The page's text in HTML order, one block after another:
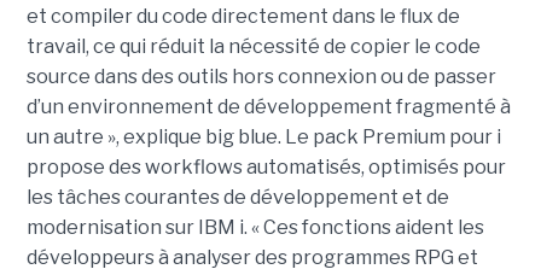
et compiler du code directement dans le flux de
travail, ce qui réduit la nécessité de copier le code
source dans des outils hors connexion ou de passer
d’un environnement de développement fragmenté à
un autre », explique big blue. Le pack Premium pour i
propose des workflows automatisés, optimisés pour
les tâches courantes de développement et de
modernisation sur IBM i. « Ces fonctions aident les
développeurs à analyser des programmes RPG et